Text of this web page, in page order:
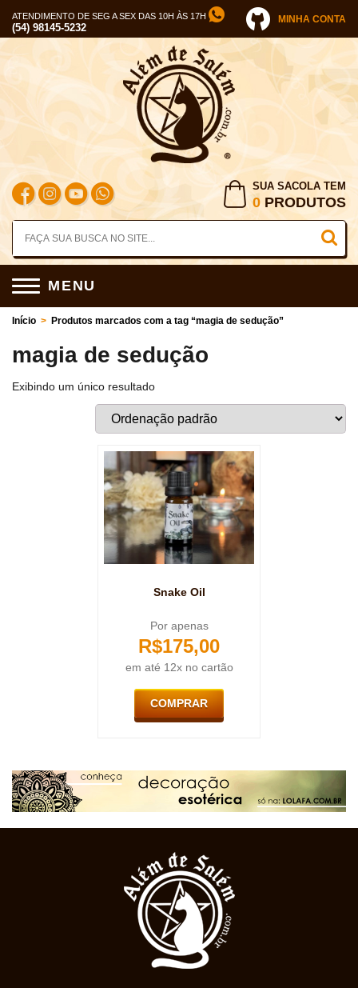
ATENDIMENTO DE SEG A SEX DAS 10H ÀS 17H
(54) 98145-5232
MINHA CONTA
SUA SACOLA TEM
0 PRODUTOS
MENU
Início > Produtos marcados com a tag “magia de sedução”
magia de sedução
Exibindo um único resultado
Snake Oil
Por apenas
R$175,00
em até 12x no cartão
COMPRAR